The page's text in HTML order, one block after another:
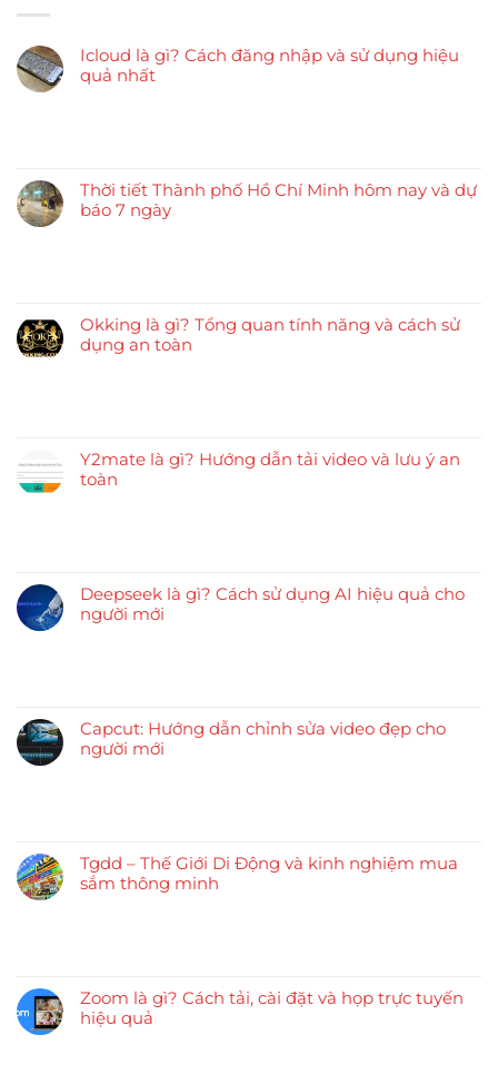
Icloud là gì? Cách đăng nhập và sử dụng hiệu
quả nhất
Thời tiết Thành phố Hồ Chí Minh hôm nay và dự
báo 7 ngày
Okking là gì? Tổng quan tính năng và cách sử
dụng an toàn
Y2mate là gì? Hướng dẫn tải video và lưu ý an
toàn
Deepseek là gì? Cách sử dụng AI hiệu quả cho
người mới
Capcut: Hướng dẫn chỉnh sửa video đẹp cho
người mới
Tgdd – Thế Giới Di Động và kinh nghiệm mua
sắm thông minh
Zoom là gì? Cách tải, cài đặt và họp trực tuyến
hiệu quả